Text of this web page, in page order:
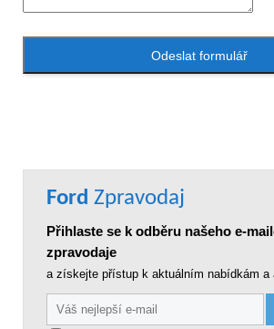
Odeslat formulář
Ford Zpravodaj
Přihlaste se k odběru našeho e-
zpravodaje
a získejte přístup k aktuálním nabídkám a